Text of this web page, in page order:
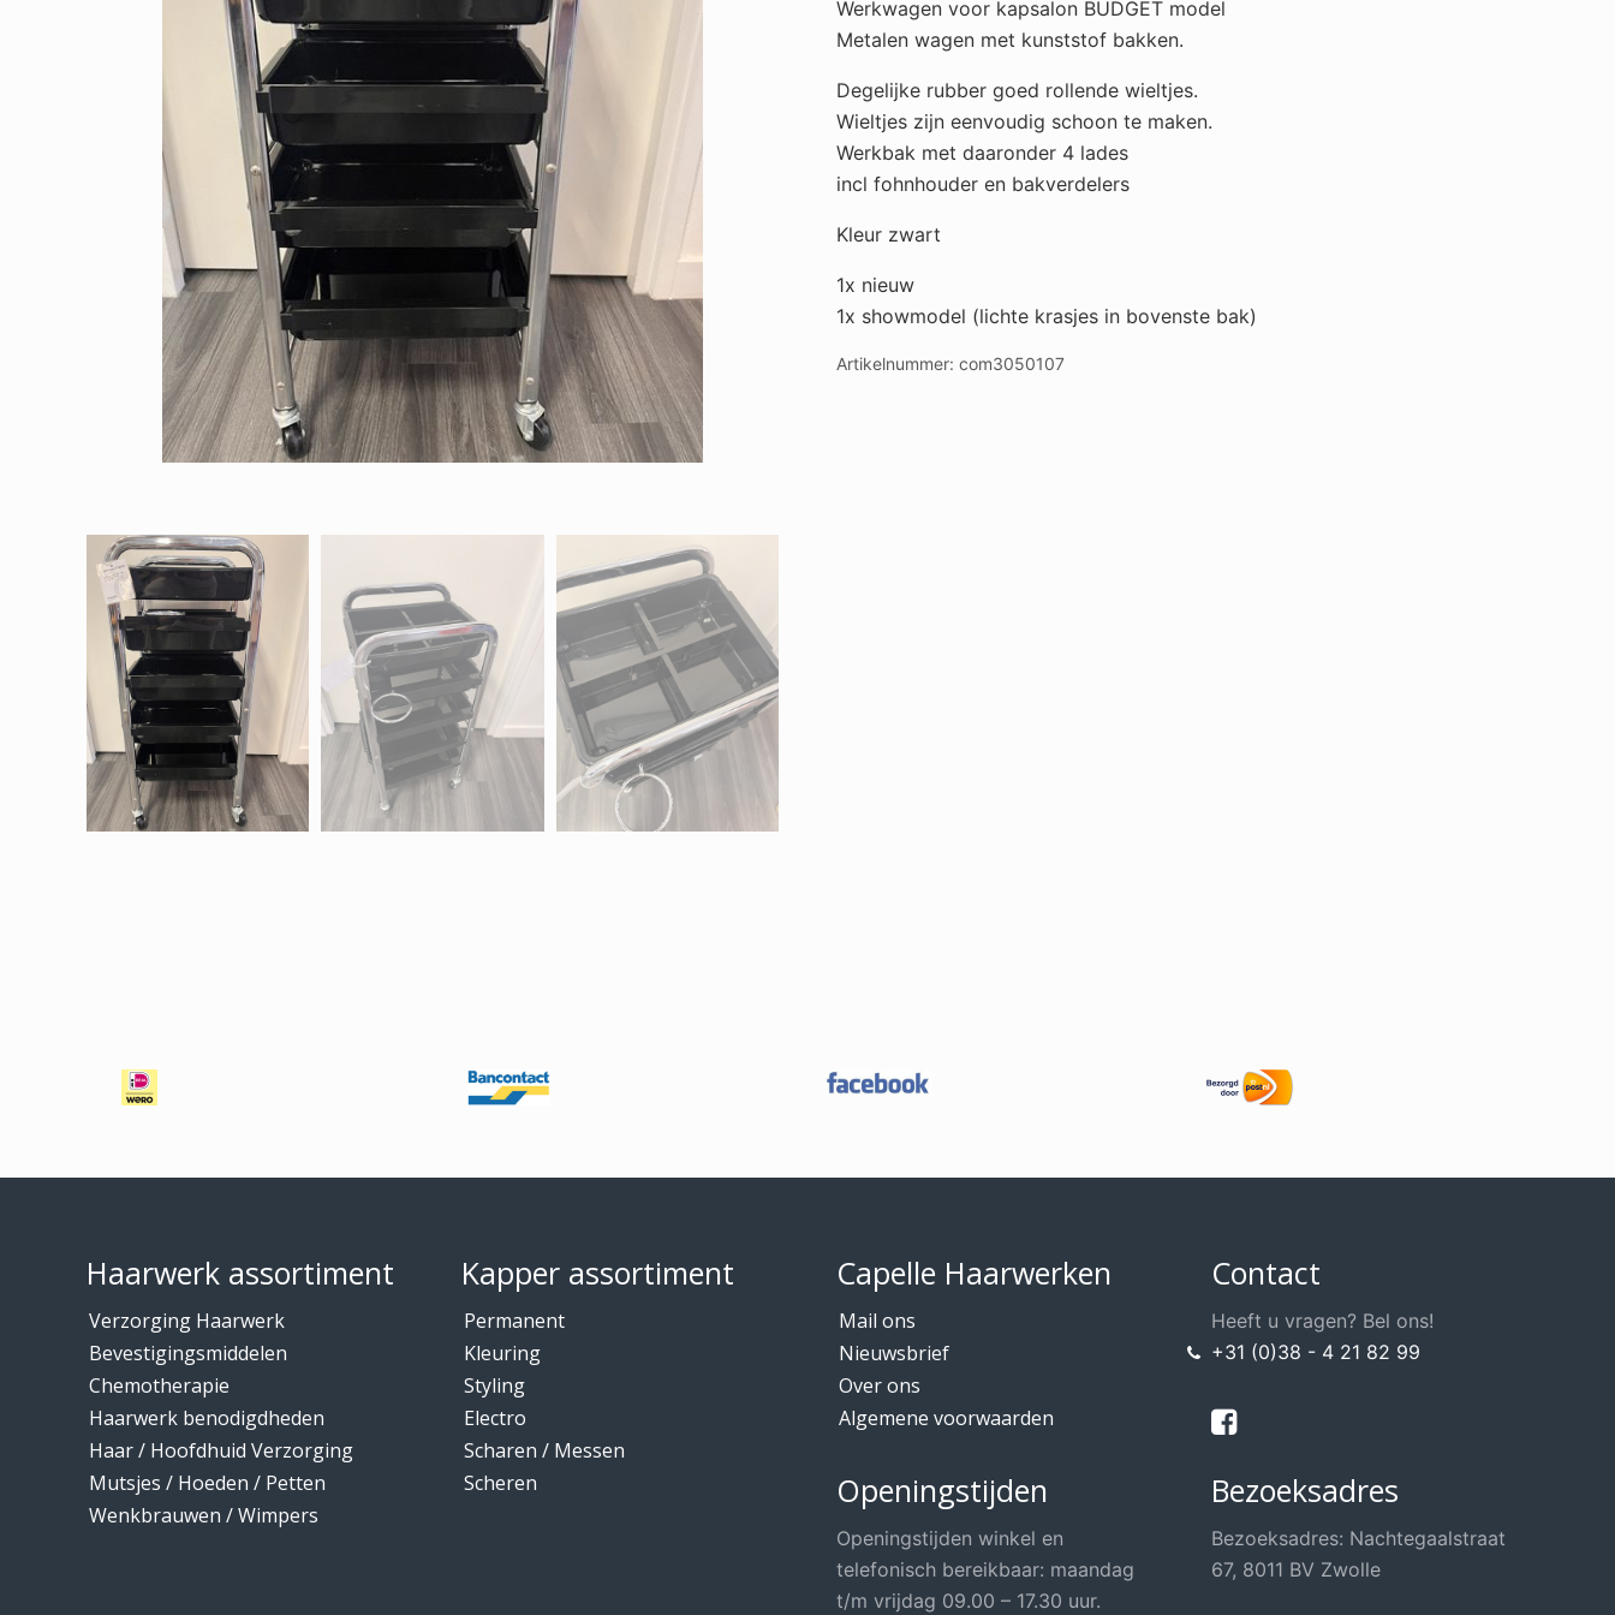
aantal
Werkwagen voor kapsalon BUDGET model
Metalen wagen met kunststof bakken.
Degelijke rubber goed rollende wieltjes.
Wieltjes zijn eenvoudig schoon te maken.
Werkbak met daaronder 4 lades
incl fohnhouder en bakverdelers
Kleur zwart
1x nieuw
1x showmodel (lichte krasjes in bovenste bak)
Artikelnummer: com3050107
Haarwerk assortiment
Verzorging Haarwerk
Bevestigingsmiddelen
Chemotherapie
Haarwerk benodigdheden
Haar / Hoofdhuid Verzorging
Mutsjes / Hoeden / Petten
Wenkbrauwen / Wimpers
Kapper assortiment
Permanent
Kleuring
Styling
Electro
Scharen / Messen
Scheren
Capelle Haarwerken
Mail ons
Nieuwsbrief
Over ons
Algemene voorwaarden
Openingstijden
Openingstijden winkel en
telefonisch bereikbaar: maandag
t/m vrijdag 09.00 – 17.30 uur.
Contact
Heeft u vragen? Bel ons!
+31 (0)38 - 4 21 82 99
Bezoeksadres
Bezoeksadres: Nachtegaalstraat
67, 8011 BV Zwolle